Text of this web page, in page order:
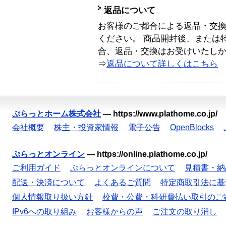
返品について
お客様のご都合による返品・交
ください。 商品開封後、または
合、返品・交換はお受けいたし
⇒返品について詳しくはこちら
ぷらっとホーム株式会社 — https://www.plathome.co.jp/
会社概要
株主・投資家情報 電子公告 OpenBlocks
ぷらっとオンライン — https://online.plathome.co.jp/
ご利用ガイド
ぷらっとオンラインについて
見積書・
配送・決済について
よくあるご質問
特定商取引法に
個人情報取り扱い方針
校費・公費・科研費払い取引のご
IPv6への取り組み
お客様からの声 ご注文の取り消し